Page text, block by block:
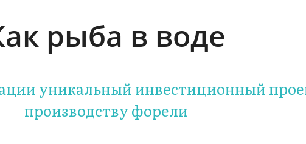
рыба в воде
уникальный инвестиционный
производству форели